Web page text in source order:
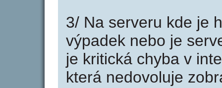
3/ Na serveru kde je
výpadek nebo je
je kritická chyba v
která nedovoluje